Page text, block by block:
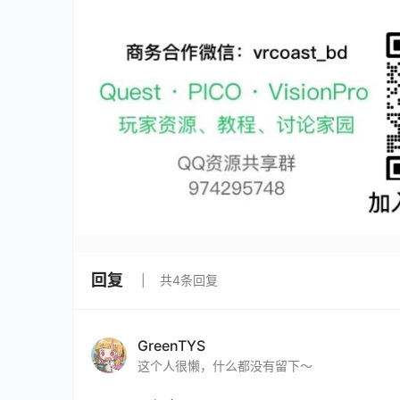
回复 共4条回复
GreenTYS
这个人很懒，什么都没有留下～